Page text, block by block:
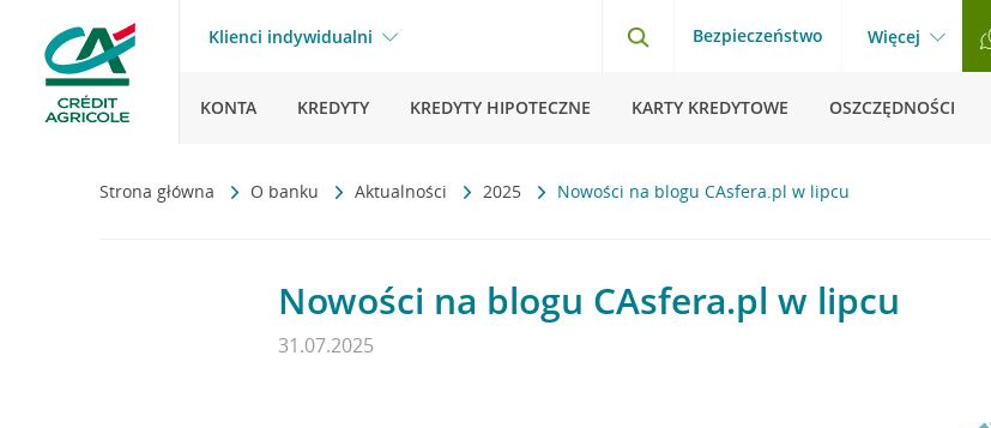
Klienci indywidualni Bezpieczeństwo Więcej
KONTA KREDYTY KREDYTY HIPOTECZNE KARTY KREDYTOWE OSZCZĘDNOŚCI
Strona główna O banku Aktualności 2025 Nowości na blogu CAsfera.pl w lipcu
Nowości na blogu CAsfera.pl w lipcu
31.07.2025